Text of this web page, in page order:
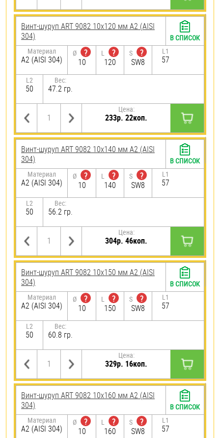
Винт-шуруп ART 9082 10х120 мм А2 (AISI
304)
Материал
А2 (AISI 304)
Ø
?
10
L
?
120
S
?
SW8
L1
57
L2
50
Вес:
47.2 гр.
Цена:
233р. 22коп.
В СПИСОК
Винт-шуруп ART 9082 10х140 мм А2 (AISI
304)
Материал
А2 (AISI 304)
Ø
?
10
L
?
140
S
?
SW8
L1
57
L2
50
Вес:
56.2 гр.
Цена:
304р. 46коп.
В СПИСОК
Винт-шуруп ART 9082 10х150 мм А2 (AISI
304)
Материал
А2 (AISI 304)
Ø
?
10
L
?
150
S
?
SW8
L1
57
L2
50
Вес:
60.8 гр.
Цена:
329р. 16коп.
В СПИСОК
Винт-шуруп ART 9082 10х160 мм А2 (AISI
304)
Материал
А2 (AISI 304)
Ø
?
10
L
?
160
S
?
SW8
L1
57
В СПИСОК